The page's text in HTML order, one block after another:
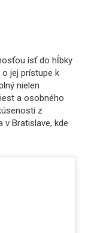
ísť do hĺbky
jej prístupe k
nielen
a osobného
z
v Bratislave, kde